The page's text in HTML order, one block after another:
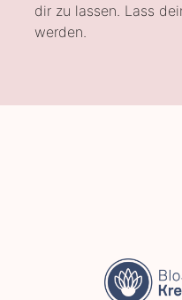
dir zu lassen. Lass
werden.